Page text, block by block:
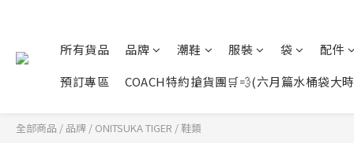
所有貨品 品牌 潮鞋 服裝 袋
配件
預訂專區
COACH特約搶貨團🛒💨(六月篇水桶袋大時
全部商品 / 品牌 / ONITSUKA TIGER /鞋類